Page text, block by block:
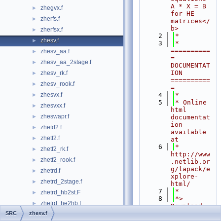
► zhegvx.f
► zherfs.f
► zherfsx.f
► zhesv.f
► zhesv_aa.f
► zhesv_aa_2stage.f
► zhesv_rk.f
► zhesv_rook.f
► zhesvx.f
► zhesvxx.f
► zheswapr.f
► zhetd2.f
► zhetf2.f
► zhetf2_rk.f
► zhetf2_rook.f
► zhetrd.f
► zhetrd_2stage.f
► zhetrd_hb2st.F
► zhetrd_he2hb.f
► zhetrf.f
A * X = B
for HE
matrices</
b>
    2
*
    3
*
==========
=
DOCUMENTAT
ION
==========
=
    4
*
    5
* Online
html
documentat
ion
available
at
    6
*
http://www
.netlib.or
g/lapack/e
xplore-
html/
    7
*
    8
*>
Download
SRC zhesv.f